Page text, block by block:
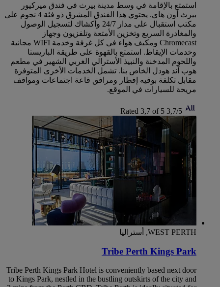
استمتع بالإقامة في وسط مدينة بيرث في فندق ميركيور
بيرث أون هاي. يحتوي هذا الفندق المشرق ذو فئة 4 نجوم على
مكتب استقبال على مدار 24/7 وأكشاك لتسجيل الوصول
والمغادرة السريع وتخزين الأمتعة وتلفزيون وجهاز
Chromecast ومكيف هواء في كل غرفة وخدمة WIFI مجانية
وخدمات الإيقاظ. استمتع بالقهوة على طريقة الباريستا
واللحوم المدخنة والنبيذ الأسترالي الغربي الشهير في مطعم
هوب آند هودل‬ الخاص بنا. تشمل الخدمات الأخرى المتوفرة
مقابل تكلفة بوفيه إفطار ومرافق قاعة اجتماعات ومواقف
مريحة للسيارات في الموقع.
3,7/5
Rated 3,7 of 5
WEST PERTH, أستراليا
Tribe Perth Kings Park
Tribe Perth Kings Park Hotel is conveniently based next door
to Kings Park, nestled in the bustling outskirts of the city and